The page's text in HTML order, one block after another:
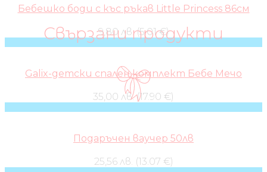
Свързани продукти
Бебешко боди с къс ръкав Little Princess 86см
9,80 лв. (5.01 €)
Galix-детски спален комплект Бебе Мечо
35,00 лв. (17.90 €)
Подаръчен ваучер 50лв
25,56 лв. (13.07 €)